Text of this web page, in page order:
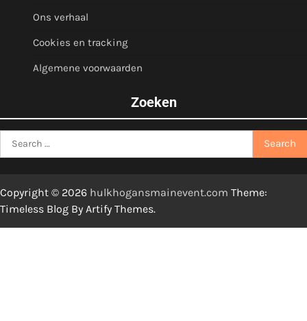
Ons verhaal
Cookies en tracking
Algemene voorwaarden
Zoeken
Copyright © 2026 hulkhogansmainevent.com Theme:
Timeless Blog By Artify Themes.